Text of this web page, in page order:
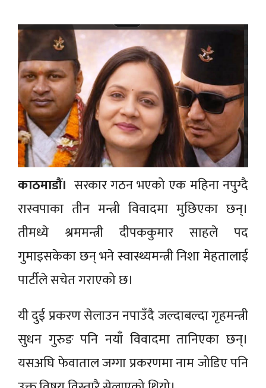
काठमाडौं। सरकार गठन भएको एक महिना नपुग्दै
रास्वपाका तीन मन्त्री विवादमा मुछिएका छन्।
तीमध्ये श्रममन्त्री दीपककुमार साहले पद
गुमाइसकेका छन् भने स्वास्थ्यमन्त्री निशा मेहतालाई
पार्टीले सचेत गराएको छ।
यी दुई प्रकरण सेलाउन नपाउँदै जल्दाबल्दा गृहमन्त्री
सुधन गुरुङ पनि नयाँ विवादमा तानिएका छन्।
यसअघि फेवाताल जग्गा प्रकरणमा नाम जोडिए पनि